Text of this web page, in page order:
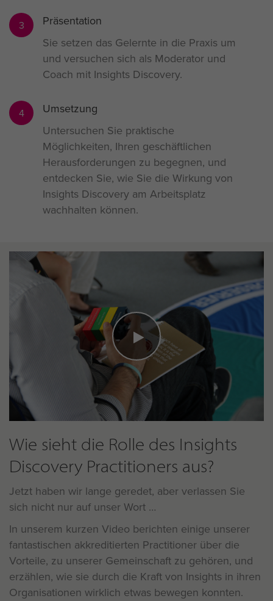
3
Präsentation
Sie setzen das Gelernte in die Praxis um
und versuchen sich als Moderator und
Coach mit Insights Discovery.
4
Umsetzung
Untersuchen Sie praktische
Möglichkeiten, Ihren geschäftlichen
Herausforderungen zu begegnen, und
entdecken Sie, wie Sie die Wirkung von
Insights Discovery am Arbeitsplatz
wachhalten können.
Wie sieht die Rolle des Insights
Discovery Practitioners aus?
Jetzt haben wir lange geredet, aber verlassen Sie
sich nicht nur auf unser Wort
In unserem kurzen Video berichten einige unserer
fantastischen akkreditierten Practitioner über die
Vorteile, zu unserer Gemeinschaft zu gehören, und
erzählen, wie sie durch die Kraft von Insights in ihren
Organisationen wirklich etwas bewegen konnten.